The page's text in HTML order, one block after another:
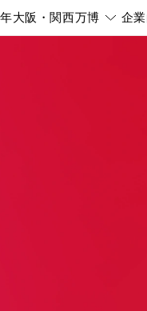
大阪・関西万博 企